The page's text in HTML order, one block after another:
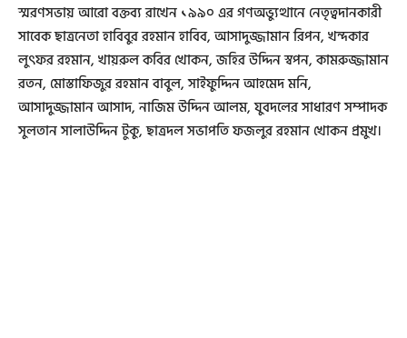
স্মরণসভায় আরো বক্তব্য রাখেন ১৯৯০ এর গণঅভ্যুত্থানে নেতৃত্বদানকারী
সাবেক ছাত্রনেতা হাবিবুর রহমান হাবিব, আসাদুজ্জামান রিপন, খন্দকার
লুৎফর রহমান, খায়রুল কবির খোকন, জহির উদ্দিন স্বপন, কামরুজ্জামান
রতন, মোস্তাফিজুর রহমান বাবুল, সাইফুদ্দিন আহমেদ মনি,
আসাদুজ্জামান আসাদ, নাজিম উদ্দিন আলম, যুবদলের সাধারণ সম্পাদক
সুলতান সালাউদ্দিন টুকু, ছাত্রদল সভাপতি ফজলুর রহমান খোকন প্রমুখ।